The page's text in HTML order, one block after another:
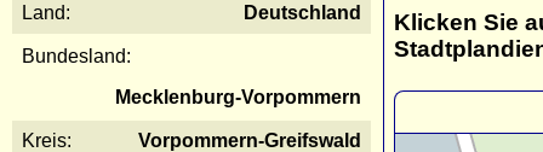
Land: Deutschland
Bundesland:
Mecklenburg-Vorpommern
Kreis: Vorpommern-Greifswald
Klicken Sie